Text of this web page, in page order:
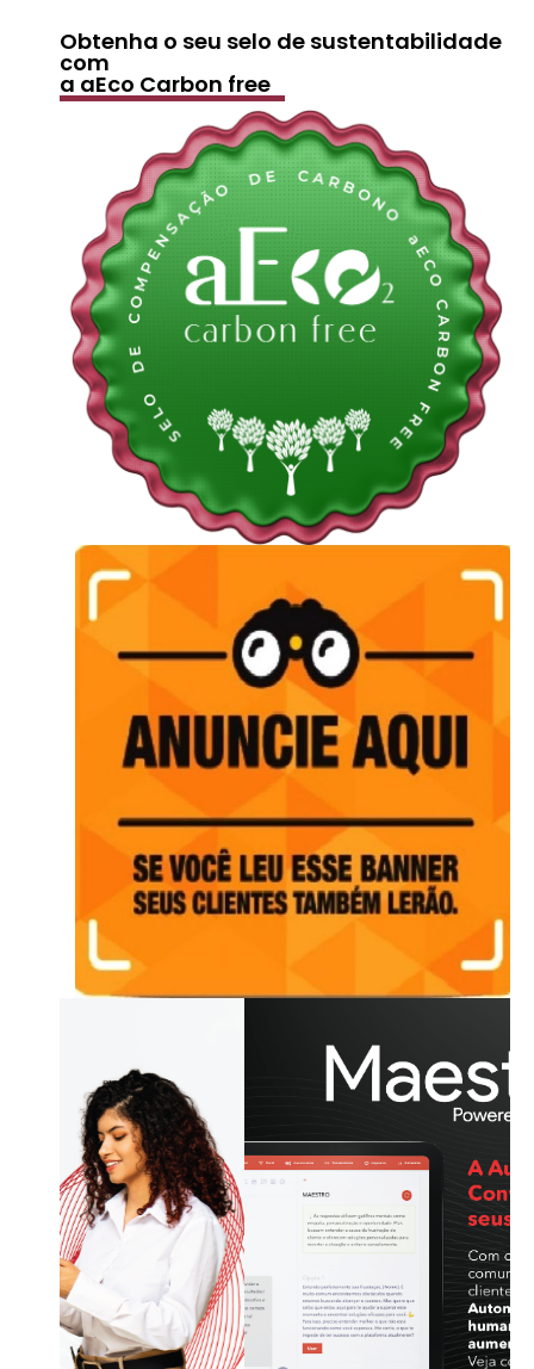
Obtenha o seu selo de sustentabilidade
com
a aEco Carbon free